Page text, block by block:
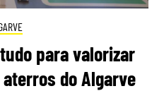
para valorizar
do Algarve